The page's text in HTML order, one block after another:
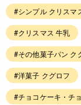
#シンプル クリスマ
#クリスマス 牛乳
#その他菓子パン ク
#洋菓子 クグロフ
#チョコケーキ・チ